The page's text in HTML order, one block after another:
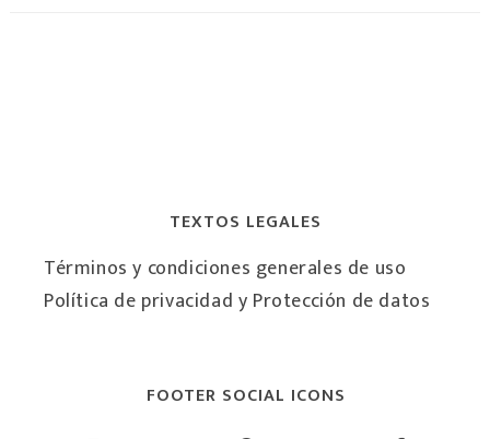
TEXTOS LEGALES
Términos y condiciones generales de uso
Política de privacidad y Protección de datos
FOOTER SOCIAL ICONS